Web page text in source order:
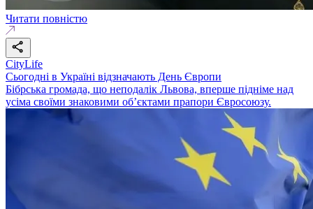
Читати повністю
CityLife
Сьогодні в Україні відзначають День Європи
Бібрська громада, що неподалік Львова, вперше підніме над
усіма своїми знаковими об’єктами прапори Євросоюзу.